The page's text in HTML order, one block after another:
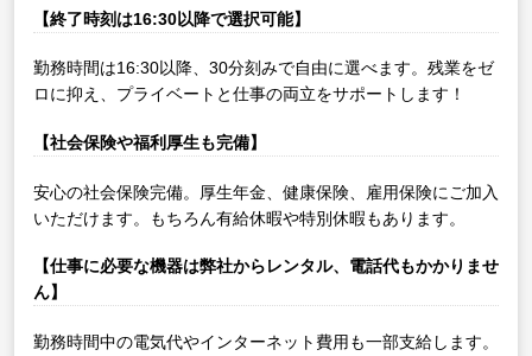
【終了時刻は16:30以降で選択可能】
勤務時間は16:30以降、30分刻みで自由に選べます。残業をゼ
ロに抑え、プライベートと仕事の両立をサポートします！
【社会保険や福利厚生も完備】
安心の社会保険完備。厚生年金、健康保険、雇用保険にご加入
いただけます。もちろん有給休暇や特別休暇もあります。
【仕事に必要な機器は弊社からレンタル、電話代もかかりませ
ん】
勤務時間中の電気代やインターネット費用も一部支給します。